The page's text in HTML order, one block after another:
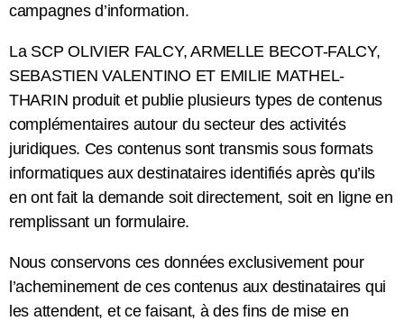
campagnes d’information.
La SCP OLIVIER FALCY, ARMELLE BECOT-FALCY,
SEBASTIEN VALENTINO ET EMILIE MATHEL-
THARIN produit et publie plusieurs types de contenus
complémentaires autour du secteur des activités
juridiques. Ces contenus sont transmis sous formats
informatiques aux destinataires identifiés après qu’ils
en ont fait la demande soit directement, soit en ligne en
remplissant un formulaire.
Nous conservons ces données exclusivement pour
l’acheminement de ces contenus aux destinataires qui
les attendent, et ce faisant, à des fins de mise en